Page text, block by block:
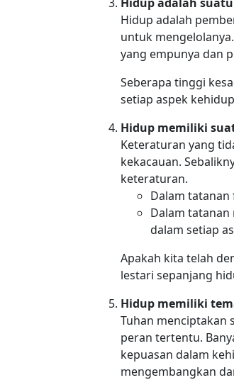
Hidup adalah
untuk
yang empunya dan
Seberapa tinggi
setiap aspek
Hidup memiliki
Keteraturan yang
kekacauan.
keteraturan.
Dalam
Dalam
dalam setiap
Apakah kita telah
lestari sepanjang
Hidup memiliki
Tuhan menciptakan
peran tertentu.
kepuasan dalam
mengembangkan